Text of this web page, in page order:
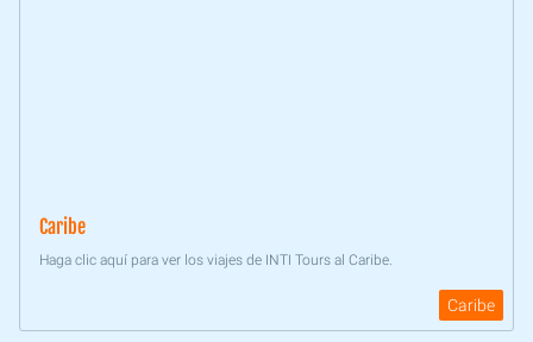
Caribe
Haga clic aquí para ver los viajes de INTI Tours al Caribe.
Caribe